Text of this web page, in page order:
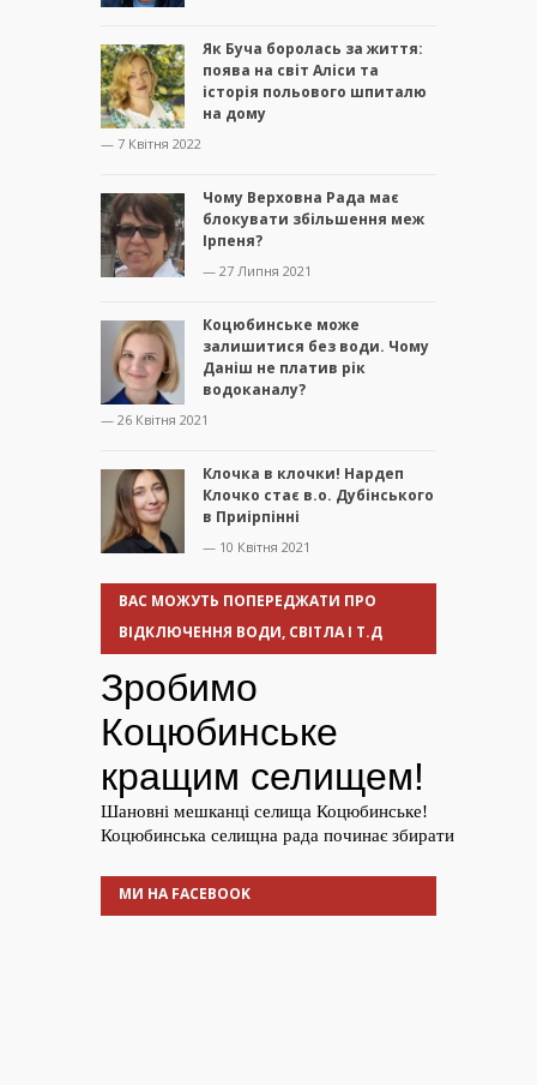
Як Буча боролась за життя:
поява на світ Аліси та
історія польового шпиталю
на дому
— 7 Квітня 2022
Чому Верховна Рада має
блокувати збільшення меж
Ірпеня?
— 27 Липня 2021
Коцюбинське може
залишитися без води. Чому
Даніш не платив рік
водоканалу?
— 26 Квітня 2021
Клочка в клочки! Нардеп
Клочко стає в.о. Дубінського
в Приірпінні
— 10 Квітня 2021
ВАС МОЖУТЬ ПОПЕРЕДЖАТИ ПРО
ВІДКЛЮЧЕННЯ ВОДИ, СВІТЛА І Т.Д
МИ НА FACEBOOK